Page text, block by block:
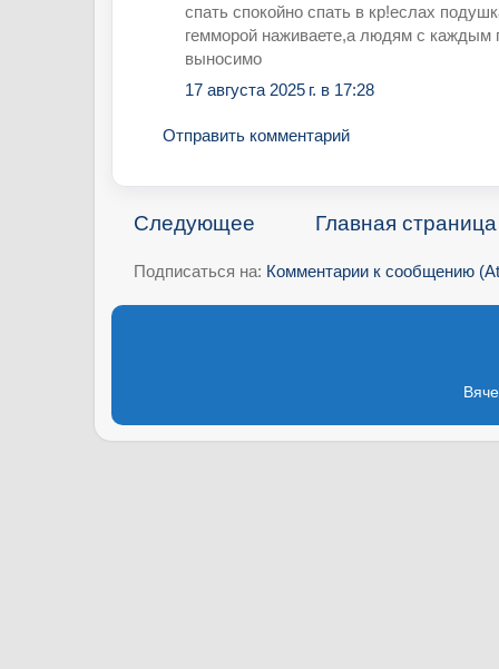
спать спокойно спать в кр!еслах
гемморой наживаете,а людям с каждым
выносимо
17 августа 2025 г. в 17:28
Отправить комментарий
Следующее Главная страница
Подписаться на: Комментарии к сообщению